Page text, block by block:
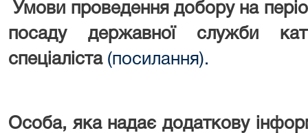
Умови проведеннядоборуна
посаду державної служби
спеціаліста (посилання).
Особа, яка надає додаткову